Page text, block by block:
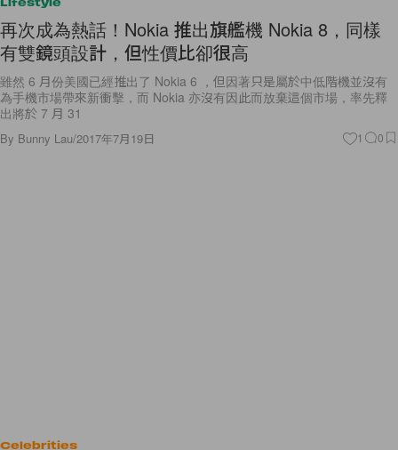
再次成為熱話！Nokia 推出旗艦機 Nokia 8，同樣
有雙鏡頭設計，但性價比卻很高
雖然 6 月份美國已經推出了 Nokia 6 ，但因著只是屬於中低階機並沒有
為手機市場帶來新衝擊，而 Nokia 亦沒有因此而放棄這個市場，率先釋
出將於 7 月 31
By Bunny Lau/2017年7月19日 1 0
Celebrities